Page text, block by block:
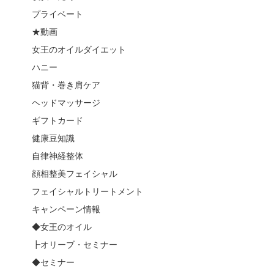
プライベート
★動画
女王のオイルダイエット
ハニー
猫背・巻き肩ケア
ヘッドマッサージ
ギフトカード
健康豆知識
自律神経整体
顔相整美フェイシャル
フェイシャルトリートメント
キャンペーン情報
◆女王のオイル
┣オリーブ・セミナー
◆セミナー